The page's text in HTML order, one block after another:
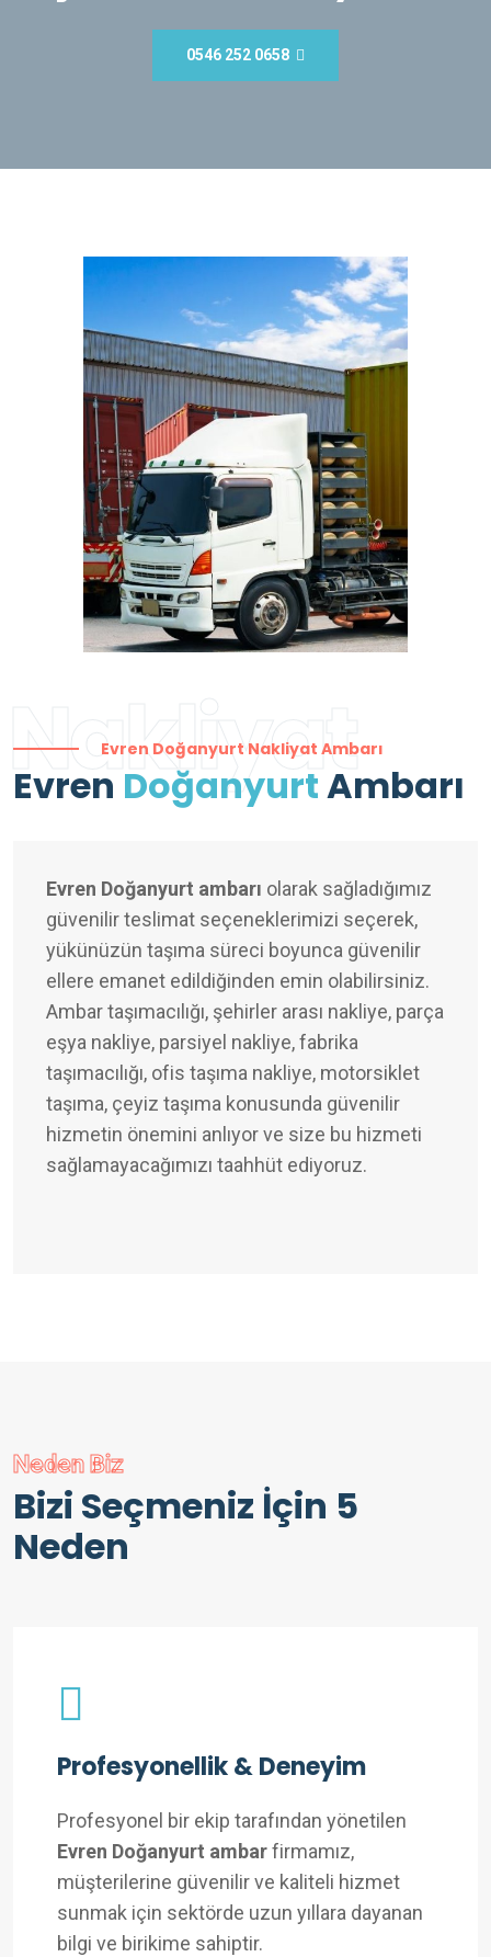
0546 252 0658
Nakliyat
Evren Doğanyurt Nakliyat Ambarı
Evren DoğanyurtAmbarı
Evren Doğanyurt ambarı olarak sağladığımız
güvenilir teslimat seçeneklerimizi seçerek,
yükünüzün taşıma süreci boyunca güvenilir
ellere emanet edildiğinden emin olabilirsiniz.
Ambar taşımacılığı, şehirler arası nakliye, parça
eşya nakliye, parsiyel nakliye, fabrika
taşımacılığı, ofis taşıma nakliye, motorsiklet
taşıma, çeyiz taşıma konusunda güvenilir
hizmetin önemini anlıyor ve size bu hizmeti
sağlamayacağımızı taahhüt ediyoruz.
Neden Biz
Bizi Seçmeniz İçin 5
Neden
Profesyonellik & Deneyim
Profesyonel bir ekip tarafından yönetilen
Evren Doğanyurt ambarfirmamız,
müşterilerine güvenilir ve kaliteli hizmet
sunmak için sektörde uzun yıllara dayanan
bilgi ve birikime sahiptir.